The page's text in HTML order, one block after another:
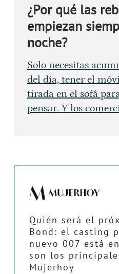
¿Por qué las
empiezan
noche?
Solo necesitas
del día, tener el
tirada en el sofá
pensar. Y los
Quién será el
Bond: el casting
nuevo 007 está
son los
Mujerhoy